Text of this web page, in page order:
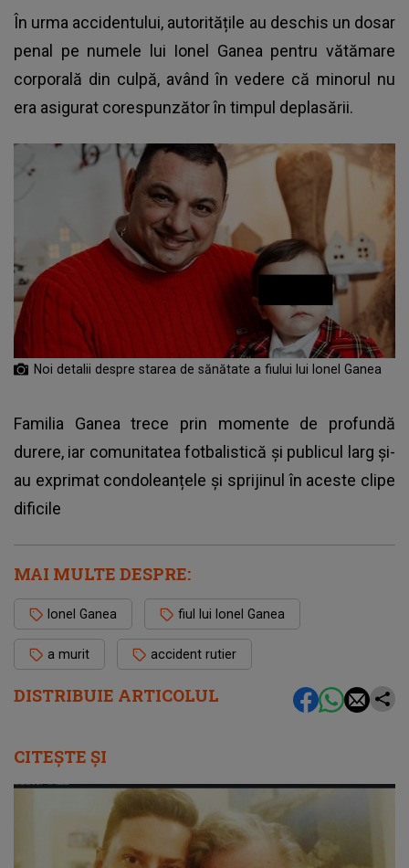
DISTRIBUIE ARTICOLUL
În urma accidentului, autoritățile au deschis un dosar
penal pe numele lui Ionel Ganea pentru vătămare
corporală din culpă, având în vedere că minorul nu
era asigurat corespunzător în timpul deplasării.
Noi detalii despre starea de sănătate a fiului lui Ionel Ganea
Familia Ganea trece prin momente de profundă
durere, iar comunitatea fotbalistică și publicul larg și-
au exprimat condoleanțele și sprijinul în aceste clipe
dificile
MAI MULTE DESPRE:
Ionel Ganea fiul lui Ionel Ganea
a murit accident rutier
CITEȘTE ȘI